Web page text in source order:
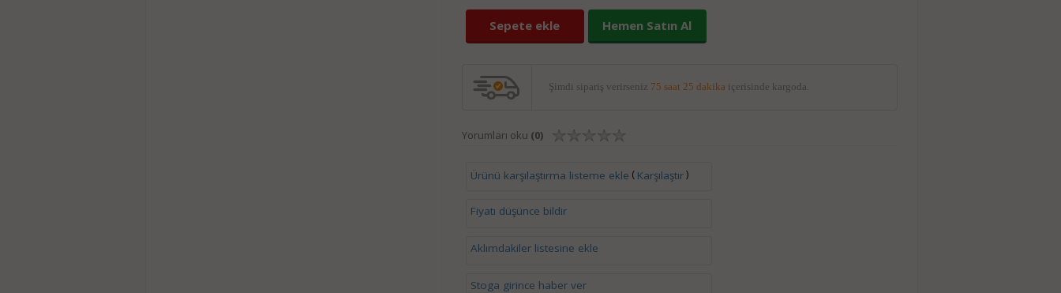
Sepete ekle Hemen Satın Al
Şimdi sipariş verirseniz 75 saat 25 dakika içerisinde kargoda.
Yorumları oku (0)
Ürünü karşılaştırma listeme ekle ( Karşılaştır)
Fiyatı düşünce bildir
Aklımdakiler listesine ekle
Stoga girince haber ver